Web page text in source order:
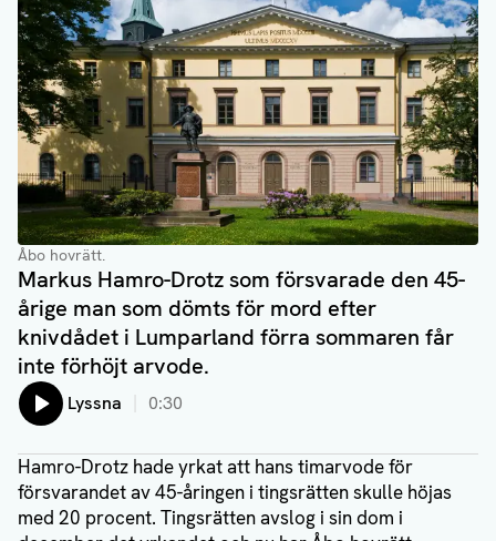
Åbo hovrätt.
Markus Hamro-Drotz som försvarade den 45-
årige man som dömts för mord efter
knivdådet i Lumparland förra sommaren får
inte förhöjt arvode.
Lyssna 0:30
Hamro-Drotz hade yrkat att hans timarvode för
försvarandet av 45-åringen i tingsrätten skulle höjas
med 20 procent. Tingsrätten avslog i sin dom i